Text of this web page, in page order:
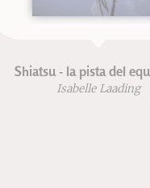
Shiatsu - la pista del
Isabelle Laading